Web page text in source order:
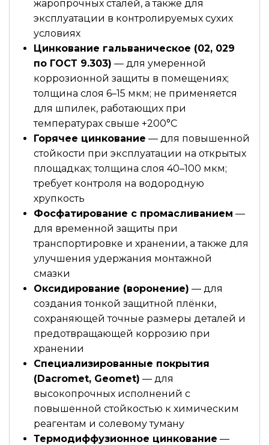
жаропрочных сталей, а также для
эксплуатации в контролируемых сухих
условиях
Цинкование гальваническое (02, 029
по ГОСТ 9.303) — для умеренной
коррозионной защиты в помещениях;
толщина слоя 6–15 мкм; не применяется
для шпилек, работающих при
температурах свыше +200°С
Горячее цинкование — для повышенной
стойкости при эксплуатации на открытых
площадках; толщина слоя 40–100 мкм;
требует контроля на водородную
хрупкость
Фосфатирование с промасливанием —
для временной защиты при
транспортировке и хранении, а также для
улучшения удержания монтажной
смазки
Оксидирование (воронение) — для
создания тонкой защитной плёнки,
сохраняющей точные размеры деталей и
предотвращающей коррозию при
хранении
Специализированные покрытия
(Dacromet, Geomet) — для
высокопрочных исполнений с
повышенной стойкостью к химическим
реагентам и солевому туману
Термодиффузионное цинкование —